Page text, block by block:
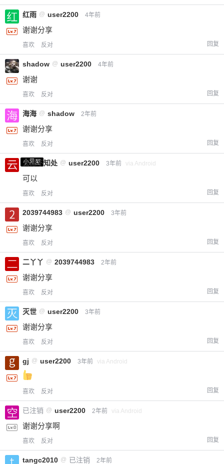
20 元 50 元
红雨 @ user2200 4年前
谢谢分享
喜欢 反对 回复
shadow @ user2200 4年前
谢谢
喜欢 反对 回复
海海 @ shadow 2年前
谢谢分享
喜欢 反对 回复
小黑屋
云深不知处 @ user2200 3年前 via Android
可以
喜欢 反对 回复
2039744983 @ user2200 3年前
谢谢分享
喜欢 反对 回复
二丫丫 @ 2039744983 2年前
谢谢分享
喜欢 反对 回复
灭世 @ user2200 3年前
谢谢分享
喜欢 反对 回复
gj @ user2200 3年前 via Android
喜欢 反对 回复
已注销 @ user2200 2年前 via Android
谢谢分享啊
喜欢 反对 回复
tangc2010 @ 已注销 2年前
6位以上